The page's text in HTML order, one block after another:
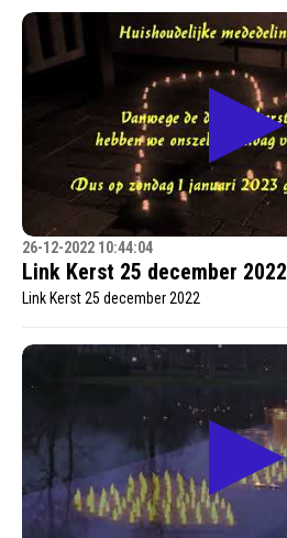
26-12-2022 10:44:04
Link Kerst 25 december 2022
Link Kerst 25 december 2022